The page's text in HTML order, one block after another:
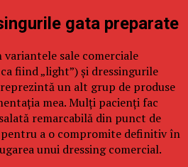
gata preparate
sale comerciale
fiind „light”) și dressingurile
un alt grup de produse
mea. Mulți pacienți fac
remarcabilă din punct de
a o compromite definitiv în
unui dressing comercial.